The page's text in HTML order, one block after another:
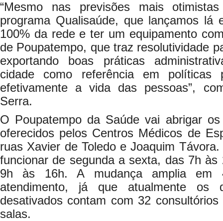
“Mesmo nas previsões mais
programa Qualisaúde, que lançamos lá
100% da rede e ter um equipamento
de Poupatempo, que traz resolutividade
exportando boas práticas
cidade como referência em políticas
efetivamente a vida das pessoas”,
Serra.
O Poupatempo da Saúde vai abrigar
oferecidos pelos Centros Médicos de
ruas Xavier de Toledo e Joaquim
funcionar de segunda a sexta, das 7h
9h às 16h. A mudança amplia em
atendimento, já que atualmente os
desativados contam com 32
salas.